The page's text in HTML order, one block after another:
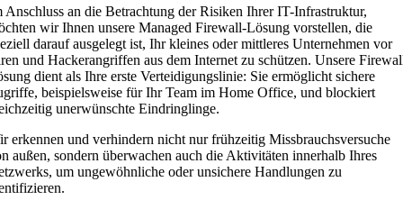
Anschluss an die Betrachtung der Risiken Ihrer IT-Infrastruktur,
wir Ihnen unsere Managed Firewall-Lösung vorstellen, die
darauf ausgelegt ist, Ihr kleines oder mittleres Unternehmen vor
und Hackerangriffen aus dem Internet zu schützen. Unsere
dient als Ihre erste Verteidigungslinie: Sie ermöglicht sichere
beispielsweise für Ihr Team im Home Office, und blockiert
unerwünschte Eindringlinge.
erkennen und verhindern nicht nur frühzeitig Missbrauchsversuche
außen, sondern überwachen auch die Aktivitäten innerhalb Ihres
um ungewöhnliche oder unsichere Handlungen zu